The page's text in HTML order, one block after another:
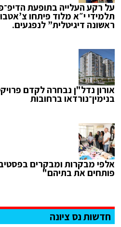
על רקע העלייה בתופעת
תלמידי י״א מלוד פיתחו
ראשונה דיגיטלית” לנפגעים.
אורון נדל"ן נבחרה לקדם
בנימין־נורדאו ברחובות
אלפי מבקרות ומבקרים
פותחים את בתיהם"
חדשות נס ציונה